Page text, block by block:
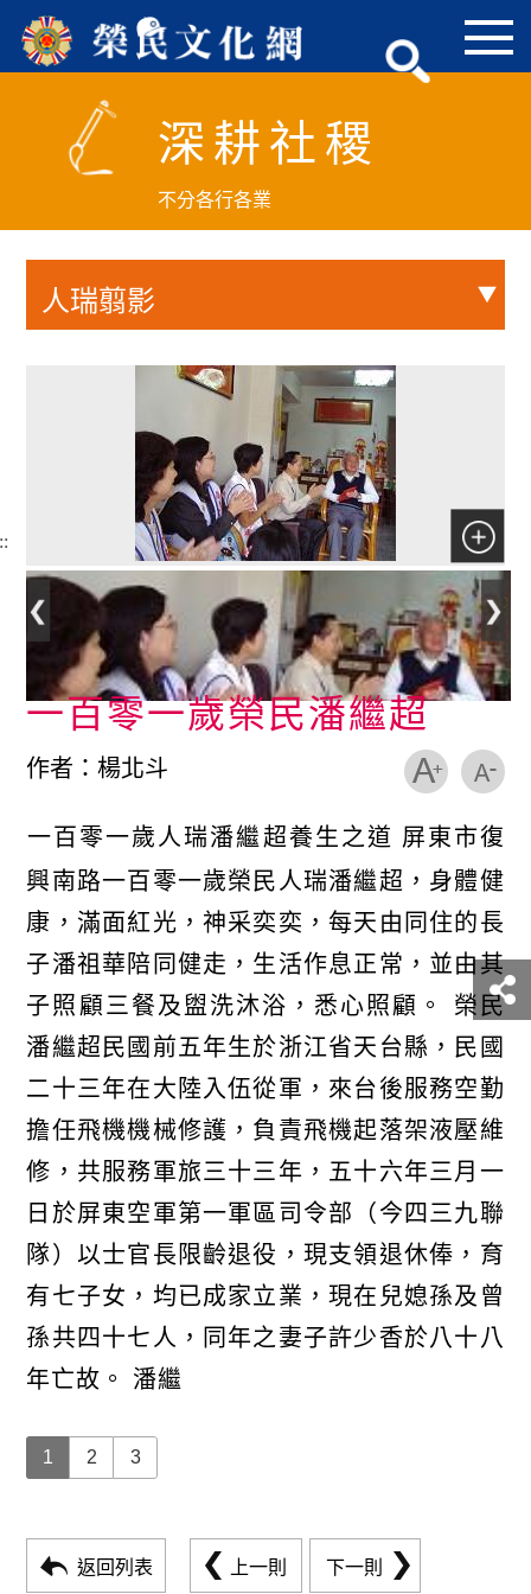
主
深耕社稷
不分各行各業
人瑞翦影
一百零一歲榮民潘繼超
作者：楊北斗
一百零一歲人瑞潘繼超養生之道 屏東市復
興南路一百零一歲榮民人瑞潘繼超，身體健
康，滿面紅光，神采奕奕，每天由同住的長
子潘祖華陪同健走，生活作息正常，並由其
子照顧三餐及盥洗沐浴，悉心照顧。 榮民
潘繼超民國前五年生於浙江省天台縣，民國
二十三年在大陸入伍從軍，來台後服務空勤
擔任飛機機械修護，負責飛機起落架液壓維
修，共服務軍旅三十三年，五十六年三月一
日於屏東空軍第一軍區司令部（今四三九聯
隊）以士官長限齡退役，現支領退休俸，育
有七子女，均已成家立業，現在兒媳孫及曾
孫共四十七人，同年之妻子許少香於八十八
年亡故。 潘繼
1 2 3
返回列表 上一則 下一則